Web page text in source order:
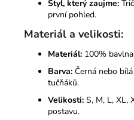
Styl, který zaujme:
první pohled.
Materiál a velikosti:
Materiál: 100%
Barva: Černá nebo
tučňáků.
Velikosti: S, M, L, XL,
postavu.